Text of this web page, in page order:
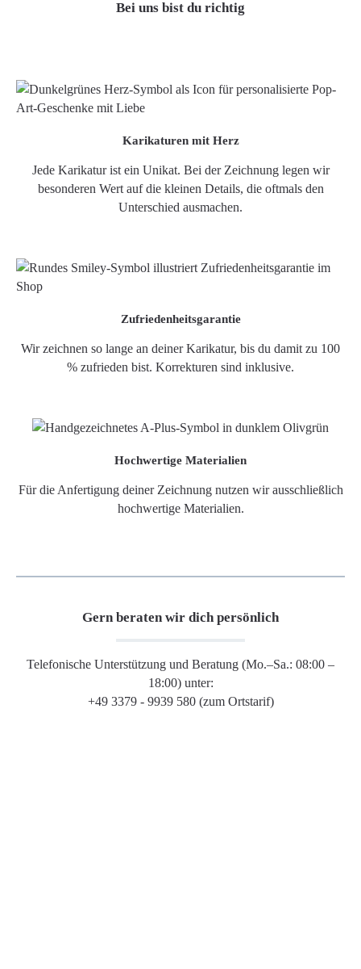
Bei uns bist du richtig
Karikaturen mit Herz
Jede Karikatur ist ein Unikat. Bei der Zeichnung legen wir
besonderen Wert auf die kleinen Details, die oftmals den
Unterschied ausmachen.
Zufriedenheitsgarantie
Wir zeichnen so lange an deiner Karikatur, bis du damit zu 100
% zufrieden bist. Korrekturen sind inklusive.
Hochwertige Materialien
Für die Anfertigung deiner Zeichnung nutzen wir ausschließlich
hochwertige Materialien.
Gern beraten wir dich persönlich
Telefonische Unterstützung und Beratung (Mo.–Sa.: 08:00 –
18:00) unter:
+49 3379 - 9939 580 (zum Ortstarif)